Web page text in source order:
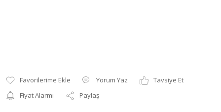
Yorum Yaz
Tavsiye Et
Fiyat Alarmı
Paylaş